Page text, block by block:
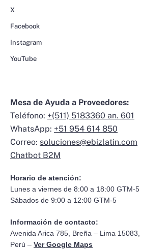
X
Facebook
Instagram
YouTube
Mesa de Ayuda a Proveedores:
Teléfono: +(511) 5183360 an. 601
WhatsApp: +51 954 614 850
Correo: soluciones@ebizlatin.com
Chatbot B2M
Horario de atención:
Lunes a viernes de 8:00 a 18:00 GTM-5
Sábados de 9:00 a 12:00 GTM-5
Información de contacto:
Avenida Arica 785, Breña – Lima 15083,
Perú – Ver Google Maps